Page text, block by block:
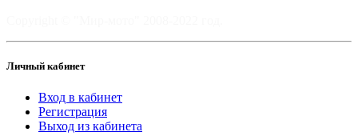
Личный кабинет
Вход в кабинет
Регистрация
Выход из кабинета